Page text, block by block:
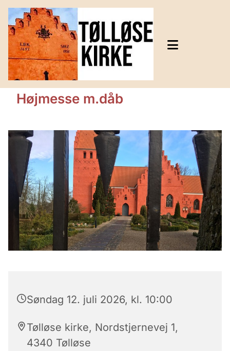
Højmesse m.dåb
Søndag 12. juli 2026, kl. 10:00
Tølløse kirke, Nordstjernevej 1,
4340 Tølløse